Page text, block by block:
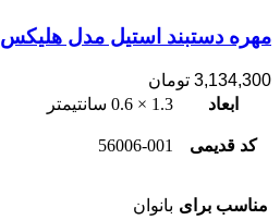
مهره دستبند استیل مدل هلیکس
3,134,300 تومان
ابعاد
1.3 × 0.6 سانتیمتر
کد قدیمی 56006-001
مناسب برای بانوان